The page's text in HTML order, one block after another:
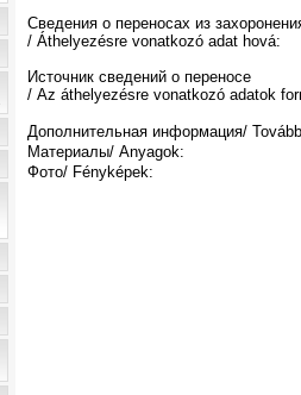
Сведения о переносах из
/ Áthelyezésre vonatkozó adat hová:
Источник сведений о переносе
/ Az áthelyezésre vonatkozó adatok
Дополнительная информация/
Материалы/ Anyagok:
Фото/ Fényképek: